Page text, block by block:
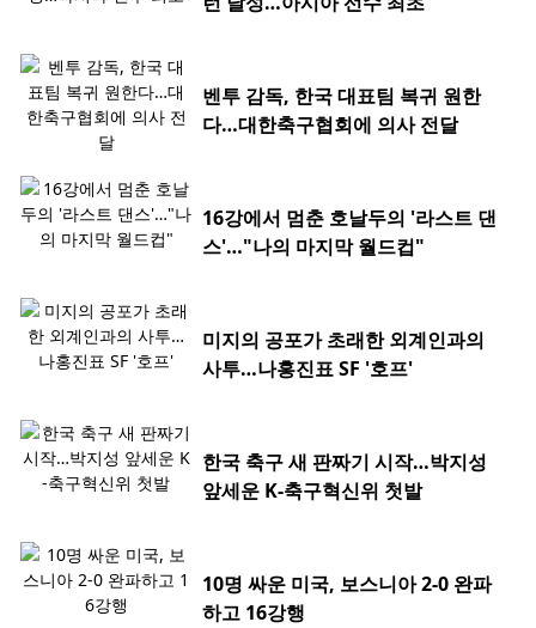
벤투 감독, 한국 대표팀 복귀 원한
다…대한축구협회에 의사 전달
16강에서 멈춘 호날두의 '라스트 댄
스'…"나의 마지막 월드컵"
미지의 공포가 초래한 외계인과의
사투…나홍진표 SF '호프'
한국 축구 새 판짜기 시작…박지성
앞세운 K-축구혁신위 첫발
10명 싸운 미국, 보스니아 2-0 완파
하고 16강행